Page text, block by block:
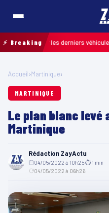
⚡ Breakingles derniers véhicules
Accueil›Martinique›
MARTINIQUE
Le plan blanc levé
Martinique
Rédaction ZayActu
04/05/2022 à 10h25⏱ 1 min
04/05/2022 à 06h26